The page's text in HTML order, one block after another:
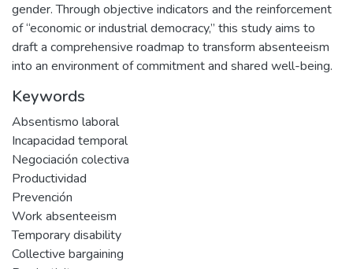
gender. Through objective indicators and the reinforcement
of “economic or industrial democracy,” this study aims to
draft a comprehensive roadmap to transform absenteeism
into an environment of commitment and shared well-being.
Keywords
Absentismo laboral
Incapacidad temporal
Negociación colectiva
Productividad
Prevención
Work absenteeism
Temporary disability
Collective bargaining